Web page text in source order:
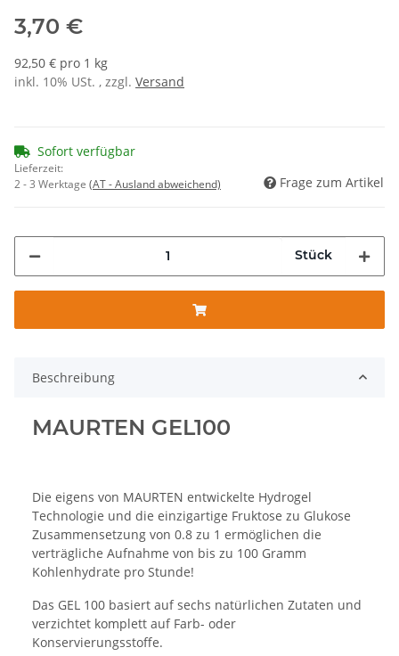
3,70 €
92,50 € pro 1 kg
inkl. 10% USt. , zzgl. Versand
Sofort verfügbar
Lieferzeit:
2 - 3 Werktage (AT - Ausland abweichend) Frage zum Artikel
Stück
Beschreibung
MAURTEN GEL100
Die eigens von MAURTEN entwickelte Hydrogel
Technologie und die einzigartige Fruktose zu Glukose
Zusammensetzung von 0.8 zu 1 ermöglichen die
verträgliche Aufnahme von bis zu 100 Gramm
Kohlenhydrate pro Stunde!
Das GEL 100 basiert auf sechs natürlichen Zutaten und
verzichtet komplett auf Farb- oder
Konservierungsstoffe.